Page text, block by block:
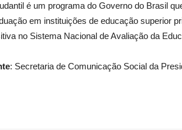
é um programa do Governo do Brasil
em instituições de educação superior
no Sistema Nacional de Avaliação da
: Secretaria de Comunicação Social da